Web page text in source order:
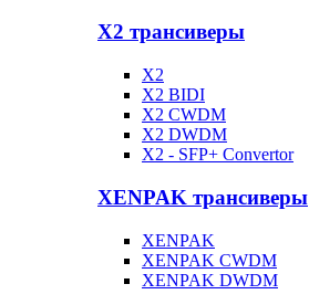
X2 трансиверы
X2
X2 BIDI
X2 CWDM
X2 DWDM
X2 - SFP+ Convertor
XENPAK трансиверы
XENPAK
XENPAK CWDM
XENPAK DWDM